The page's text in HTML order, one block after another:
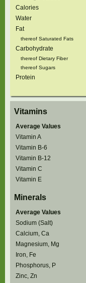
Calories
Water
Fat
thereof Saturated Fats
Carbohydrate
thereof Dietary Fiber
thereof Sugars
Protein
Vitamins
Average Values
Vitamin A
Vitamin B-6
Vitamin B-12
Vitamin C
Vitamin E
Minerals
Average Values
Sodium (Salt)
Calcium, Ca
Magnesium, Mg
Iron, Fe
Phosphorus, P
Zinc, Zn